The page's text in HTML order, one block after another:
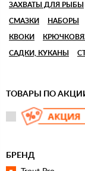
ЗАХВАТЫ ДЛЯ РЫБЫ
СМАЗКИ НАБОРЫ
КВОКИ
САДКИ, КУКАНЫ
ТОВАРЫ ПО
БРЕНД